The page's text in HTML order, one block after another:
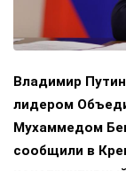
Владимир
лидером
Мухаммедом
сообщили в